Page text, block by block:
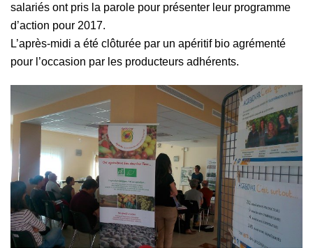
salariés ont pris la parole pour présenter leur programme
d’action pour 2017.
L’après-midi a été clôturée par un apéritif bio agrémenté
pour l’occasion par les producteurs adhérents.